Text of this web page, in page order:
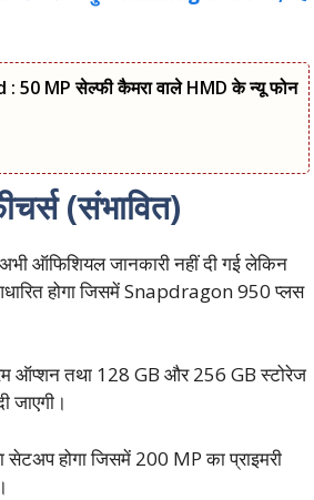
MP सेल्फी कैमरा वाले HMD के न्यू फोन
(संभावित)
ऑफिशियल जानकारी नहीं दी गई लेकिन
होगा जिसमें Snapdragon 950 प्लस
ऑप्शन तथा 128 GB और 256 GB स्टोरेज
जाएगी।
सेटअप होगा जिसमें 200 MP का प्राइमरी